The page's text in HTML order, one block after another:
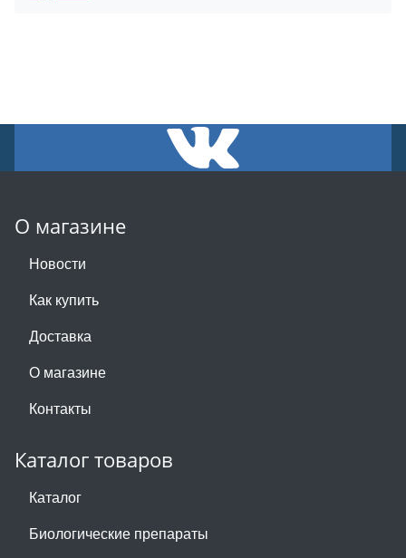
О магазине
Новости
Как купить
Доставка
О магазине
Контакты
Каталог товаров
Каталог
Биологические препараты